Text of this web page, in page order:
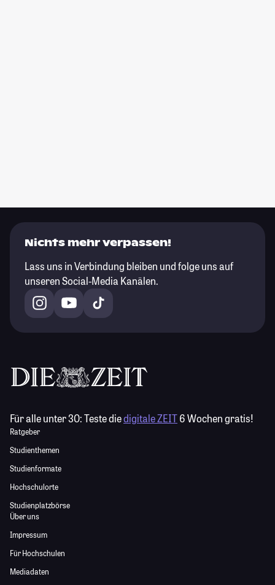
Nichts mehr verpassen!
Lass uns in Verbindung bleiben und folge uns auf
unseren Social-Media Kanälen.
Für alle unter 30:Teste diedigitale ZEIT6 Wochen gratis!
Ratgeber
Studienthemen
Studienformate
Hochschulorte
Studienplatzbörse
Über uns
Impressum
Für Hochschulen
Mediadaten